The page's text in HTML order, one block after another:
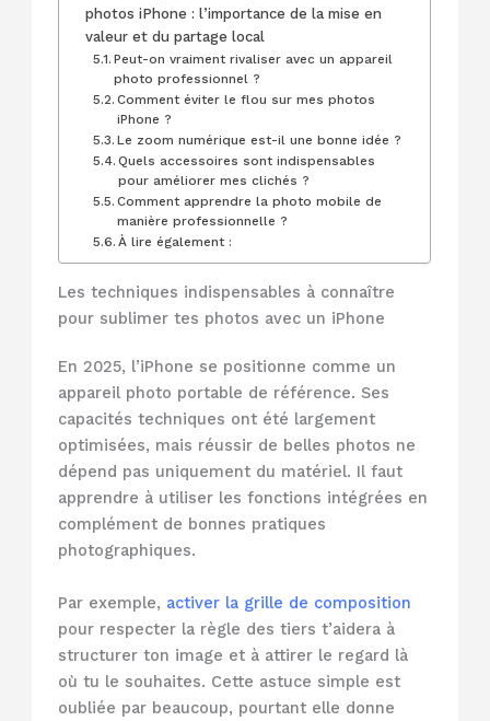
photos iPhone : l’importance de la mise en
valeur et du partage local
Peut-on vraiment rivaliser avec un appareil
photo professionnel ?
Comment éviter le flou sur mes photos
iPhone ?
Le zoom numérique est-il une bonne idée ?
Quels accessoires sont indispensables
pour améliorer mes clichés ?
Comment apprendre la photo mobile de
manière professionnelle ?
À lire également :
Les techniques indispensables à connaître
pour sublimer tes photos avec un iPhone
En 2025, l’iPhone se positionne comme un
appareil photo portable de référence. Ses
capacités techniques ont été largement
optimisées, mais réussir de belles photos ne
dépend pas uniquement du matériel. Il faut
apprendre à utiliser les fonctions intégrées en
complément de bonnes pratiques
photographiques.
Par exemple, activer la grille de composition
pour respecter la règle des tiers t’aidera à
structurer ton image et à attirer le regard là
où tu le souhaites. Cette astuce simple est
oubliée par beaucoup, pourtant elle donne